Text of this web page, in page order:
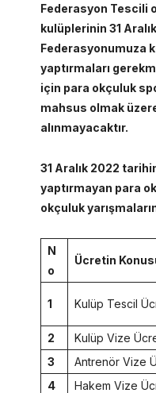
Federasyon Tescili
kulüplerinin 31
Federasyonumuza
yaptırmaları
için para okçuluk
mahsus olmak
alınmayacaktır.
31 Aralık 2022
yaptırmayan para
okçuluk
N
o
Ücretin
1 Kulüp Tescil
2
Kulüp Vize
3
Antrenör Vize
4
Hakem Vize